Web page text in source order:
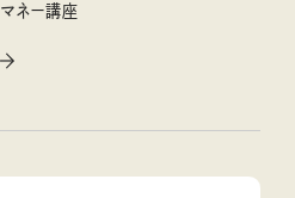
マネー講座